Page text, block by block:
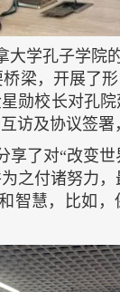
学孔子学院
梁，开展了
勋校长对孔
访及协议签
了对“改变
之付诸努力
智慧，比如